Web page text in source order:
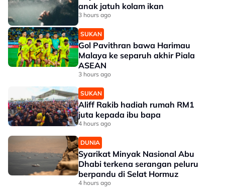
anak jatuh kolam ikan
3 hours ago
SUKAN
Gol Pavithran bawa Harimau
Malaya ke separuh akhir Piala
ASEAN
3 hours ago
SUKAN
Aliff Rakib hadiah rumah RM1
juta kepada ibu bapa
4 hours ago
DUNIA
Syarikat Minyak Nasional Abu
Dhabi terkena serangan peluru
berpandu di Selat Hormuz
4 hours ago